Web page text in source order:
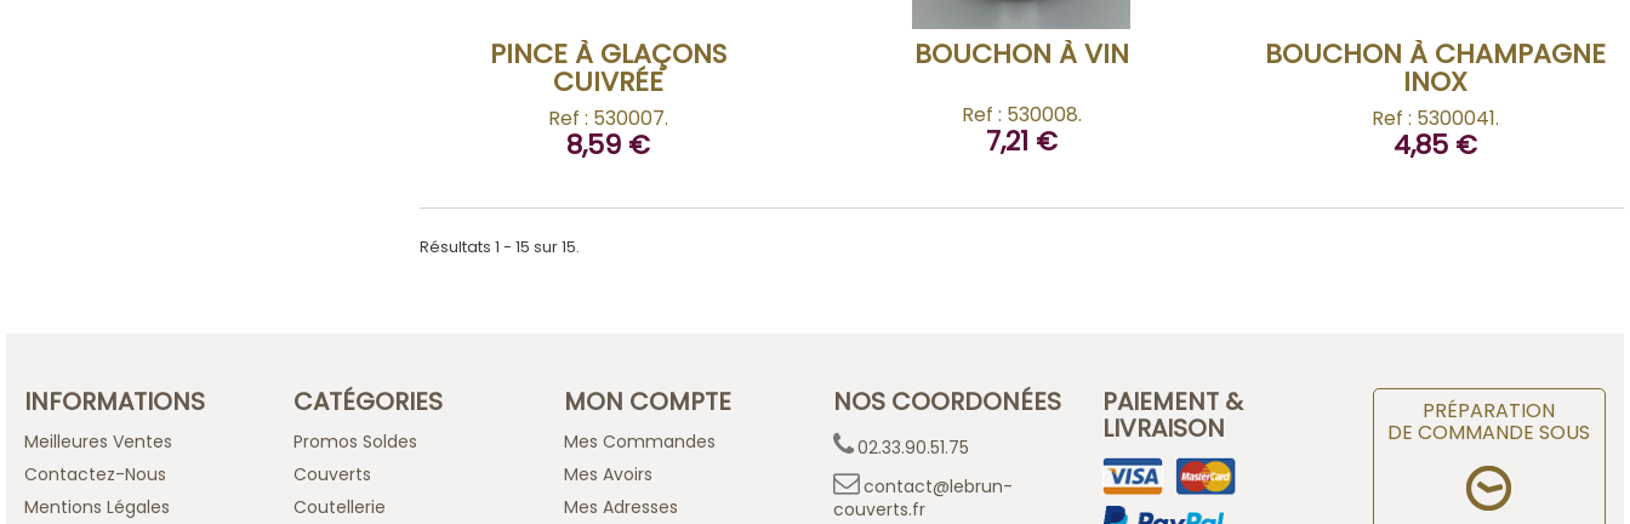
PINCE À GLAÇONS
CUIVRÉE
Ref : 530007.
8,59 €
BOUCHON À VIN
Ref : 530008.
7,21 €
BOUCHON À CHAMPAGNE
INOX
Ref : 5300041.
4,85 €
Résultats 1 - 15 sur 15.
INFORMATIONS
Meilleures Ventes
Contactez-Nous
Mentions Légales
CATÉGORIES
Promos Soldes
Couverts
Coutellerie
MON COMPTE
Mes Commandes
Mes Avoirs
Mes Adresses
NOS COORDONÉES
02.33.90.51.75
contact@lebrun-
couverts.fr
PAIEMENT &
LIVRAISON
PRÉPARATION
DE COMMANDE SOUS